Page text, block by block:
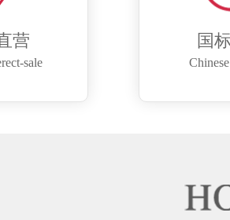
营
sale
国